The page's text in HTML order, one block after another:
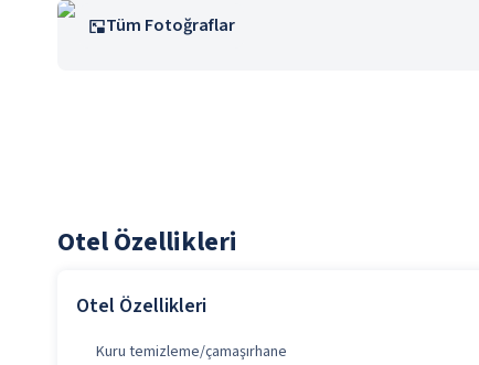
Tüm Fotoğraflar
Otel Özellikleri
Otel Özellikleri
Kuru temizleme/çamaşırhane